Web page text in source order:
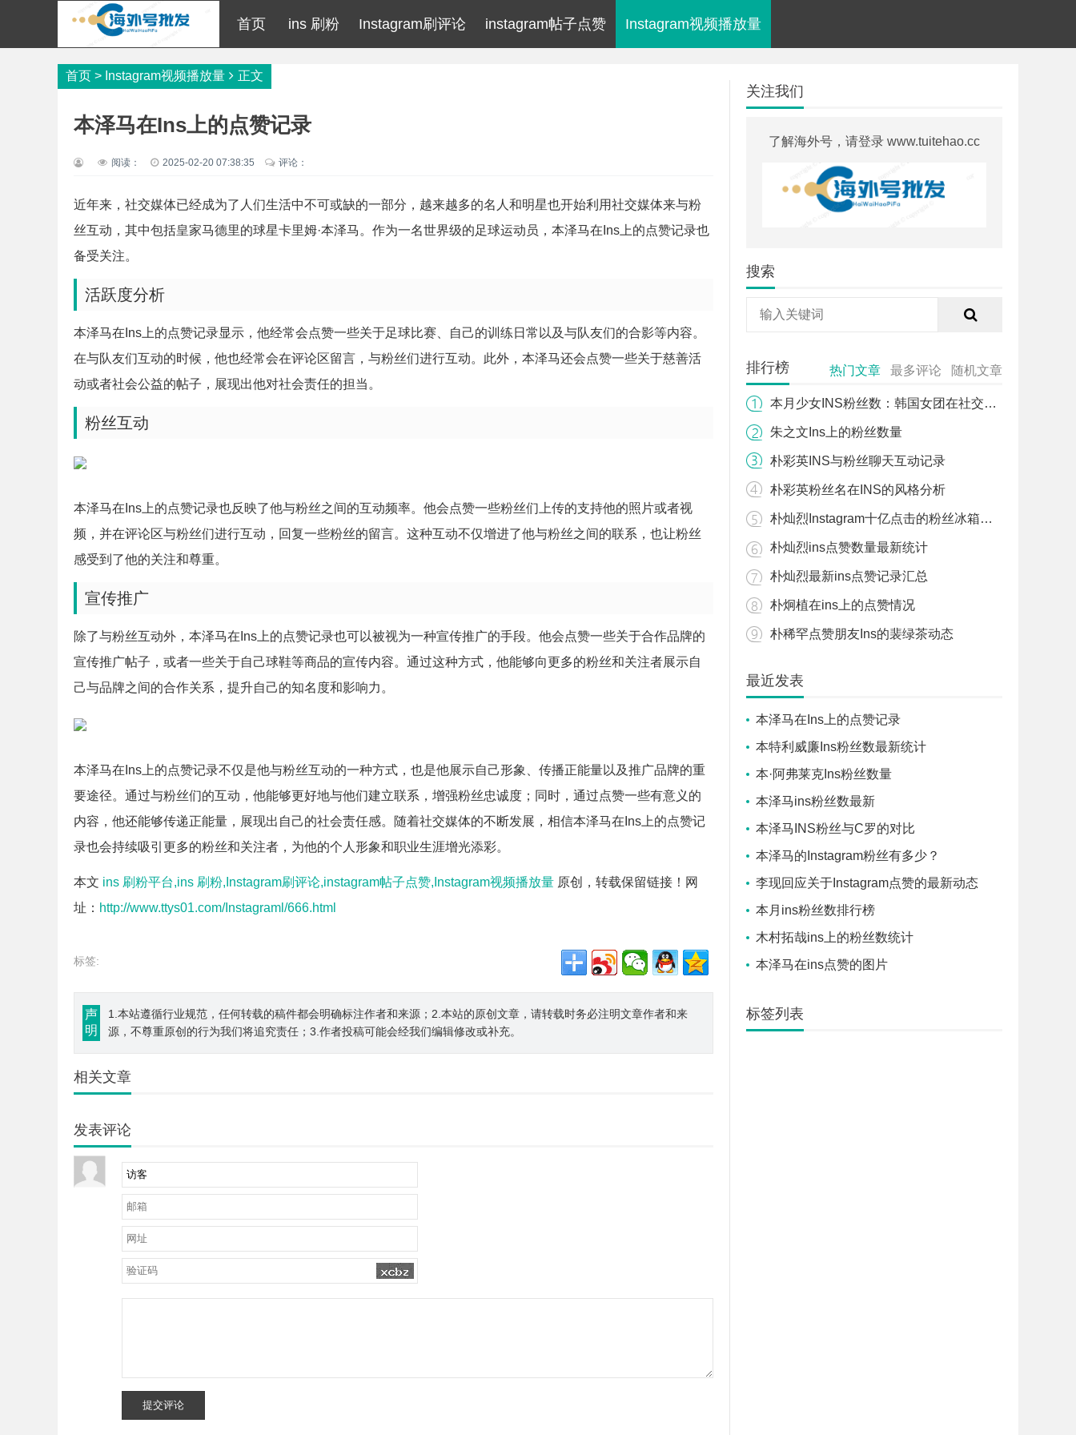
首页 ins 刷粉 Instagram刷评论 instagram帖子点赞 Instagram视频播放量
首页 > Instagram视频播放量 正文
本泽马在Ins上的点赞记录
阅读： 2025-02-20 07:38:35 评论：
近年来，社交媒体已经成为了人们生活中不可或缺的一部分，越来越多的名人和明星也开始利用社交媒体来与粉
丝互动，其中包括皇家马德里的球星卡里姆·本泽马。作为一名世界级的足球运动员，本泽马在Ins上的点赞记录也
备受关注。
活跃度分析
本泽马在Ins上的点赞记录显示，他经常会点赞一些关于足球比赛、自己的训练日常以及与队友们的合影等内容。
在与队友们互动的时候，他也经常会在评论区留言，与粉丝们进行互动。此外，本泽马还会点赞一些关于慈善活
动或者社会公益的帖子，展现出他对社会责任的担当。
粉丝互动
本泽马在Ins上的点赞记录也反映了他与粉丝之间的互动频率。他会点赞一些粉丝们上传的支持他的照片或者视
频，并在评论区与粉丝们进行互动，回复一些粉丝的留言。这种互动不仅增进了他与粉丝之间的联系，也让粉丝
感受到了他的关注和尊重。
宣传推广
除了与粉丝互动外，本泽马在Ins上的点赞记录也可以被视为一种宣传推广的手段。他会点赞一些关于合作品牌的
宣传推广帖子，或者一些关于自己球鞋等商品的宣传内容。通过这种方式，他能够向更多的粉丝和关注者展示自
己与品牌之间的合作关系，提升自己的知名度和影响力。
本泽马在Ins上的点赞记录不仅是他与粉丝互动的一种方式，也是他展示自己形象、传播正能量以及推广品牌的重
要途径。通过与粉丝们的互动，他能够更好地与他们建立联系，增强粉丝忠诚度；同时，通过点赞一些有意义的
内容，他还能够传递正能量，展现出自己的社会责任感。随着社交媒体的不断发展，相信本泽马在Ins上的点赞记
录也会持续吸引更多的粉丝和关注者，为他的个人形象和职业生涯增光添彩。
本文 ins 刷粉平台,ins 刷粉,Instagram刷评论,instagram帖子点赞,Instagram视频播放量 原创，转载保留链接！网
址： http://www.ttys01.com/Instagraml/666.html
标签:
声
明
1.本站遵循行业规范，任何转载的稿件都会明确标注作者和来源；2.本站的原创文章，请转载时务必注明文章作者和来
源，不尊重原创的行为我们将追究责任；3.作者投稿可能会经我们编辑修改或补充。
相关文章
发表评论
提交评论
关注我们
了解海外号，请登录 www.tuitehao.cc
搜索
排行榜 热门文章 最多评论 随机文章
本月少女INS粉丝数：韩国女团在社交平台的粉丝数据
朱之文Ins上的粉丝数量
朴彩英INS与粉丝聊天互动记录
朴彩英粉丝名在INS的风格分析
朴灿烈Instagram十亿点击的粉丝冰箱视频
朴灿烈ins点赞数量最新统计
朴灿烈最新ins点赞记录汇总
朴炯植在ins上的点赞情况
朴稀罕点赞朋友Ins的裴绿茶动态
最近发表
本泽马在Ins上的点赞记录
本特利威廉Ins粉丝数最新统计
本·阿弗莱克Ins粉丝数量
本泽马ins粉丝数最新
本泽马INS粉丝与C罗的对比
本泽马的Instagram粉丝有多少？
李现回应关于Instagram点赞的最新动态
本月ins粉丝数排行榜
木村拓哉ins上的粉丝数统计
本泽马在ins点赞的图片
标签列表